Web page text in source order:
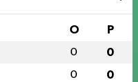
O P
0 0
0 0